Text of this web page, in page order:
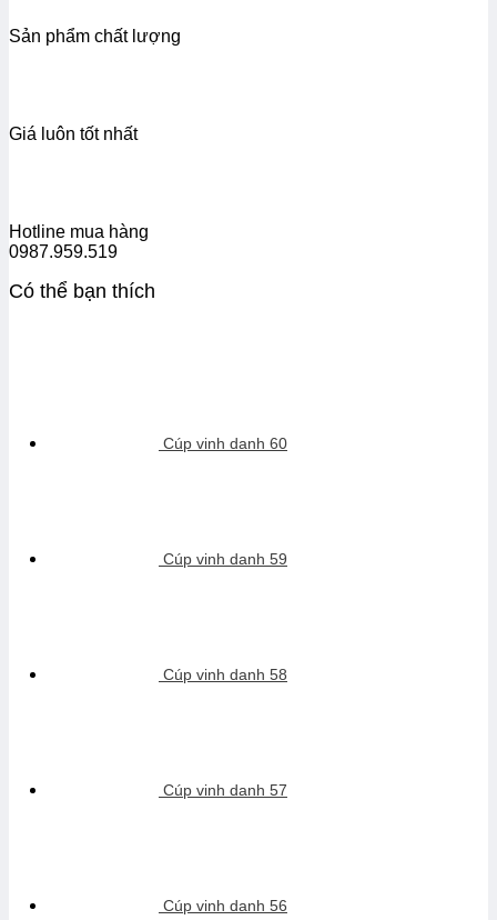
Sản phẩm chất lượng
Giá luôn tốt nhất
Hotline mua hàng
0987.959.519
Có thể bạn thích
Cúp vinh danh 60
Cúp vinh danh 59
Cúp vinh danh 58
Cúp vinh danh 57
Cúp vinh danh 56